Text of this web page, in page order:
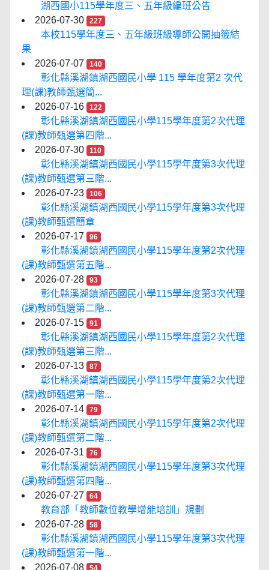
湖西國小115學年度三、五年級編班公告
2026-07-30
227
本校115學年度三、五年級班級導師公開抽籤結
果
2026-07-07
140
彰化縣溪湖鎮湖西國民小學 115 學年度第2 次代
理(課)教師甄選簡...
2026-07-16
122
彰化縣溪湖鎮湖西國民小學115學年度第2次代理
(課)教師甄選第四階...
2026-07-30
110
彰化縣溪湖鎮湖西國民小學115學年度第3次代理
(課)教師甄選第三階...
2026-07-23
106
彰化縣溪湖鎮湖西國民小學115學年度第3次代理
(課)教師甄選簡章
2026-07-17
96
彰化縣溪湖鎮湖西國民小學115學年度第2次代理
(課)教師甄選第五階...
2026-07-28
93
彰化縣溪湖鎮湖西國民小學115學年度第3次代理
(課)教師甄選第二階...
2026-07-15
91
彰化縣溪湖鎮湖西國民小學115學年度第2次代理
(課)教師甄選第三階...
2026-07-13
87
彰化縣溪湖鎮湖西國民小學115學年度第2次代理
(課)教師甄選第一階...
2026-07-14
79
彰化縣溪湖鎮湖西國民小學115學年度第2次代理
(課)教師甄選第二階...
2026-07-31
76
彰化縣溪湖鎮湖西國民小學115學年度第3次代理
(課)教師甄選第四階...
2026-07-27
64
教育部「教師數位教學增能培訓」規劃
2026-07-28
58
彰化縣溪湖鎮湖西國民小學115學年度第3次代理
(課)教師甄選第一階...
2026-07-08
54